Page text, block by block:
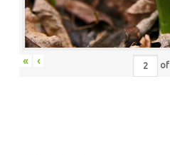
« ‹ of